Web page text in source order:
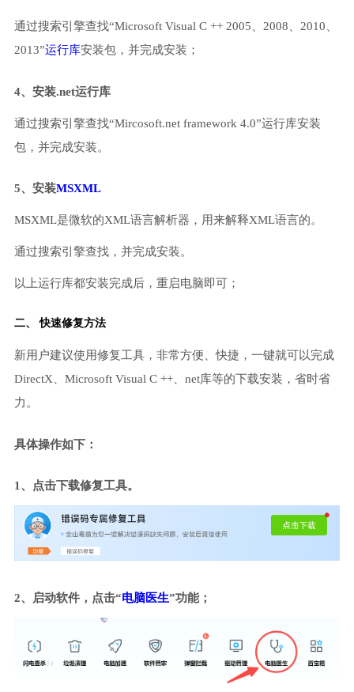
通过搜索引擎查找“Microsoft Visual C ++ 2005、2008、2010、
2013”运行库安装包，并完成安装；
4、安装.net运行库
通过搜索引擎查找“Mircosoft.net framework 4.0”运行库安装
包，并完成安装。
5、安装MSXML
MSXML是微软的XML语言解析器，用来解释XML语言的。
通过搜索引擎查找，并完成安装。
以上运行库都安装完成后，重启电脑即可；
二、 快速修复方法
新用户建议使用修复工具，非常方便、快捷，一键就可以完成
DirectX、Microsoft Visual C ++、net库等的下载安装，省时省
力。
具体操作如下：
1、点击下载修复工具。
2、启动软件，点击“电脑医生”功能；